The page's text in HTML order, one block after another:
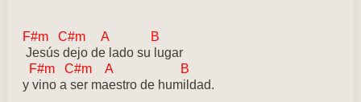
F#m C#m A B
Jesús dejo de lado su lugar
F#m C#m A B
y vino a ser maestro de humildad.